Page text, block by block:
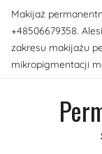
Przejdź
do
treści
Makijaż
+48506679358.
zakresu makijażu
mikropigmentacji